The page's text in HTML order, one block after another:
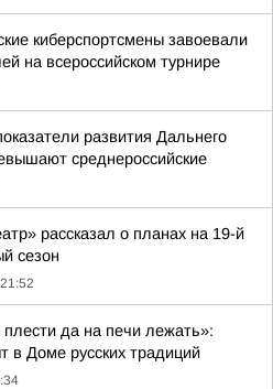
киберспортсмены завоевали
на всероссийском турнире
развития Дальнего
среднероссийские
рассказал о планах на 19-й
сезон
да на печи лежать»:
в Доме русских традиций